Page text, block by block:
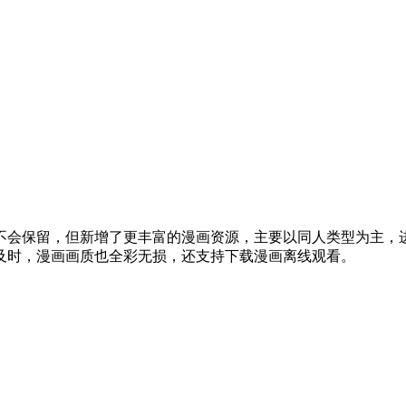
保留，但新增了更丰富的漫画资源，主要以同人类型为主
，漫画画质也全彩无损，还支持下载漫画离线观看。